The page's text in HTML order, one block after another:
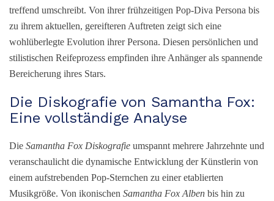
treffend umschreibt. Von ihrer frühzeitigen Pop-Diva Persona bis
zu ihrem aktuellen, gereifteren Auftreten zeigt sich eine
wohlüberlegte Evolution ihrer Persona. Diesen persönlichen und
stilistischen Reifeprozess empfinden ihre Anhänger als spannende
Bereicherung ihres Stars.
Die Diskografie von Samantha Fox:
Eine vollständige Analyse
Die Samantha Fox Diskografie umspannt mehrere Jahrzehnte und
veranschaulicht die dynamische Entwicklung der Künstlerin von
einem aufstrebenden Pop-Sternchen zu einer etablierten
Musikgröße. Von ikonischen Samantha Fox Alben bis hin zu